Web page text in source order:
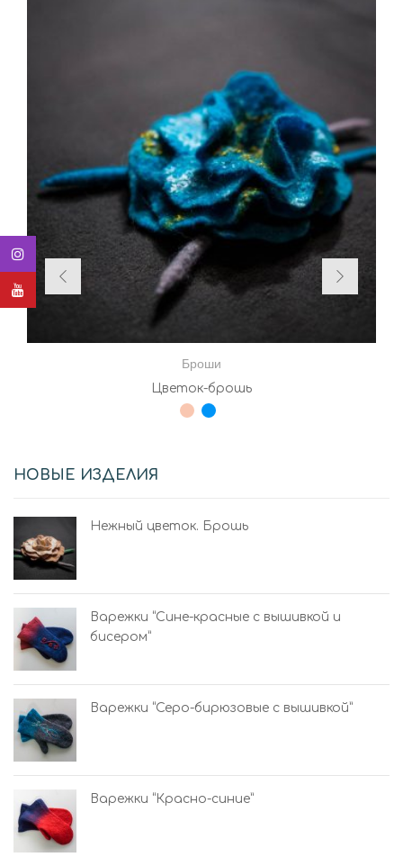
Броши
Цветок-брошь
НОВЫЕ ИЗДЕЛИЯ
Нежный цветок. Брошь
Варежки “Сине-красные с вышивкой и
бисером”
Варежки “Серо-бирюзовые с вышивкой”
Варежки “Красно-синие”